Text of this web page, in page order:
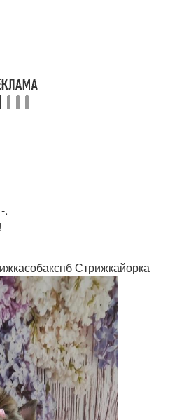
.
Стрижкайорка